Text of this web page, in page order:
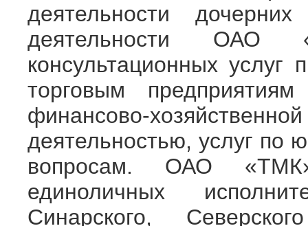
деятельности
деятельности ОАО
консультационных услуг
торговым
финансово-
деятельностью, услуг по
вопросам. ОАО «ТМК»
единоличных
Синарского,